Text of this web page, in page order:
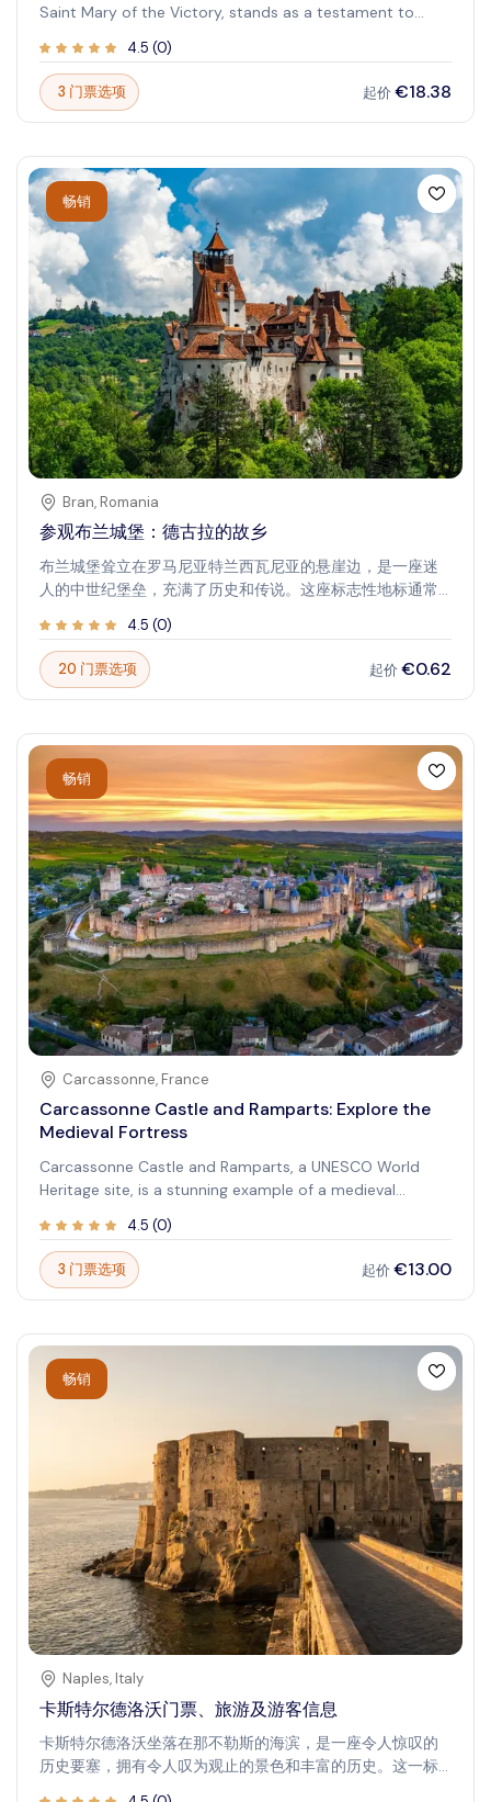
Saint Mary of the Victory, stands as a testament to
commemorate the Portuguese victory at the Battle of
Aljubarrota in 1385, this UNESCO World Heritage site
showcases a stunning blend of Gothic and Manueline
styles. Its intricate stonework, towering spires, and
through time. Exploring the Batalha Monastery provides
a profound insight into Portugal's cultural and religious
heritage, making it an essential destination for history
enthusiasts and architecture lovers alike. Prepare to be
mesmerized by the grandeur and artistry of this iconic
landmark, a symbol of national pride and devotion.
4.5 (0)
3 门票选项 起价€18.38
畅销
Bran, Romania
参观布兰城堡：德古拉的故乡
布兰城堡耸立在罗马尼亚特兰西瓦尼亚的悬崖边，是一座迷
人的中世纪堡垒，充满了历史和传说。这座标志性地标通常
他们渴望探索其雄伟的塔楼、蜿蜒的楼梯和有趣的房间。虽
然它与弗拉德三世（启发德古拉的历史人物）的联系备受争
议，但城堡引人注目的环境和丰富的历史使其成为必游之
地。探索其古老城墙内的真实故事和传说，体验这座非凡城
4.5 (0)
20 门票选项 起价€0.62
畅销
Carcassonne, France
Carcassonne Castle and Ramparts: Explore the
Medieval Fortress
Carcassonne Castle and Ramparts, a UNESCO World
Heritage site, is a stunning example of a medieval
region of France, this historical site offers visitors a
captivating journey back in time. The fortress boasts an
impressive double-walled structure with numerous
towers and gateways, showcasing centuries of
preserved ramparts, wander through the narrow
cobblestone streets, and discover the rich history within
the castle walls. Carcassonne is more than just a
historical site; it's an immersive experience that brings
the Middle Ages to life.
4.5 (0)
3 门票选项 起价€13.00
畅销
Naples, Italy
卡斯特尔德洛沃门票、旅游及游客信息
卡斯特尔德洛沃坐落在那不勒斯的海滨，是一座令人惊叹的
历史要塞，拥有令人叹为观止的景色和丰富的历史。这一标